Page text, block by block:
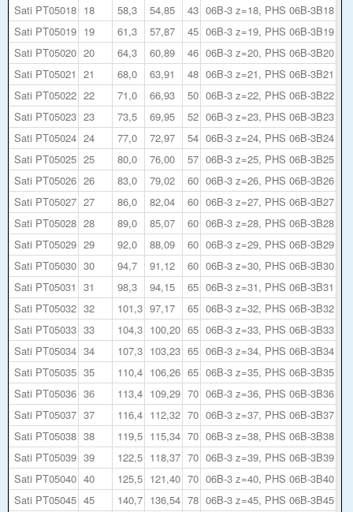
Sati PT05018 18 58,3 54,85 43 06B-3 z=18, PHS 06B-3B18
Sati PT05019 19 61,3 57,87 45 06B-3 z=19, PHS 06B-3B19
Sati PT05020 20 64,3 60,89 46 06B-3 z=20, PHS 06B-3B20
Sati PT05021 21 68,0 63,91 48 06B-3 z=21, PHS 06B-3B21
Sati PT05022 22 71,0 66,93 50 06B-3 z=22, PHS 06B-3B22
Sati PT05023 23 73,5 69,95 52 06B-3 z=23, PHS 06B-3B23
Sati PT05024 24 77,0 72,97 54 06B-3 z=24, PHS 06B-3B24
Sati PT05025 25 80,0 76,00 57 06B-3 z=25, PHS 06B-3B25
Sati PT05026 26 83,0 79,02 60 06B-3 z=26, PHS 06B-3B26
Sati PT05027 27 86,0 82,04 60 06B-3 z=27, PHS 06B-3B27
Sati PT05028 28 89,0 85,07 60 06B-3 z=28, PHS 06B-3B28
Sati PT05029 29 92,0 88,09 60 06B-3 z=29, PHS 06B-3B29
Sati PT05030 30 94,7 91,12 60 06B-3 z=30, PHS 06B-3B30
Sati PT05031 31 98,3 94,15 65 06B-3 z=31, PHS 06B-3B31
Sati PT05032 32 101,3 97,17 65 06B-3 z=32, PHS 06B-3B32
Sati PT05033 33 104,3 100,20 65 06B-3 z=33, PHS 06B-3B33
Sati PT05034 34 107,3 103,23 65 06B-3 z=34, PHS 06B-3B34
Sati PT05035 35 110,4 106,26 65 06B-3 z=35, PHS 06B-3B35
Sati PT05036 36 113,4 109,29 70 06B-3 z=36, PHS 06B-3B36
Sati PT05037 37 116,4 112,32 70 06B-3 z=37, PHS 06B-3B37
Sati PT05038 38 119,5 115,34 70 06B-3 z=38, PHS 06B-3B38
Sati PT05039 39 122,5 118,37 70 06B-3 z=39, PHS 06B-3B39
Sati PT05040 40 125,5 121,40 70 06B-3 z=40, PHS 06B-3B40
Sati PT05045 45 140,7 136,54 78 06B-3 z=45, PHS 06B-3B45